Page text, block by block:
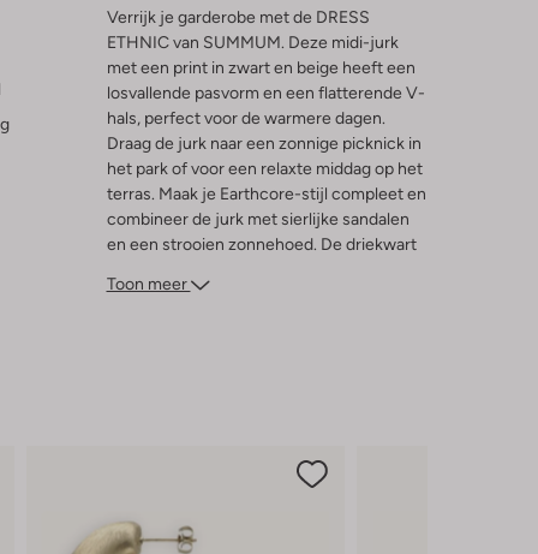
Verrijk je garderobe met de DRESS
ETHNIC van SUMMUM. Deze midi-jurk
met een print in zwart en beige heeft een
losvallende pasvorm en een flatterende V-
hals, perfect voor de warmere dagen.
Draag de jurk naar een zonnige picknick in
het park of voor een relaxte middag op het
terras. Maak je Earthcore-stijl compleet en
combineer de jurk met sierlijke sandalen
en een strooien zonnehoed. De driekwart
een luchtige uitstraling en maken je klaar
Toon meer